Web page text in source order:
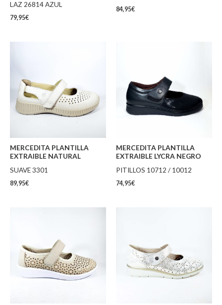
LAZ 26814 AZUL
79,95€
84,95€
MERCEDITA PLANTILLA
EXTRAIBLE NATURAL
SUAVE 3301
89,95€
MERCEDITA PLANTILLA
EXTRAIBLE LYCRA NEGRO
PITILLOS 10712 / 10012
74,95€